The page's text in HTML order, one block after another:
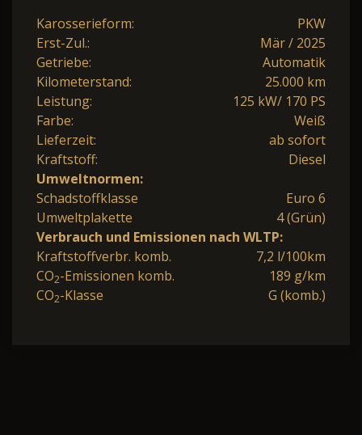
Karosserieform:
PKW
Erst-Zul.:
Mär / 2025
Getriebe:
Automatik
Kilometerstand:
25.000 km
Leistung:
125 kW/ 170 PS
Farbe:
Weiß
Lieferzeit:
ab sofort
Kraftstoff:
Diesel
Umweltnormen:
Schadstoffklasse
Euro 6
Umweltplakette
4 (Grün)
Verbrauch und Emissionen nach WLTP:
Kraftstoffverbr. komb.
7,2 l/100km
CO2-Emissionen komb.
189 g/km
CO2-Klasse G (komb.)